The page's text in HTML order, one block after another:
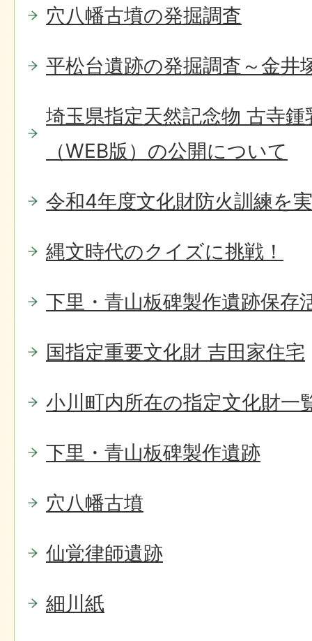
穴八幡古墳の発掘調査
平松台遺跡の発掘調査～金井
埼玉県指定天然記念物 古寺
（WEB版）の公開について
令和4年度文化財防火訓練を
縄文時代のクイズに挑戦！
下里・青山板碑製作遺跡保存
国指定重要文化財 吉田家住宅
小川町内所在の指定文化財一
下里・青山板碑製作遺跡
穴八幡古墳
仙覚律師遺跡
細川紙